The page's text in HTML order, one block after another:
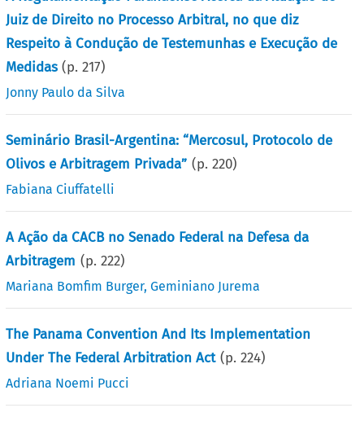
Juiz de Direito no Processo Arbitral, no que diz
Respeito à Condução de Testemunhas e Execução de
Medidas(p.217)
Jonny Paulo da Silva
Seminário Brasil-Argentina: “Mercosul, Protocolo de
Olivos e Arbitragem Privada” (p.220)
Fabiana Ciuffatelli
A Ação da CACB no Senado Federal na Defesa da
Arbitragem (p.222)
Mariana Bomfim Burger,Geminiano Jurema
The Panama Convention And Its Implementation
Under The Federal Arbitration Act (p.224)
Adriana Noemi Pucci